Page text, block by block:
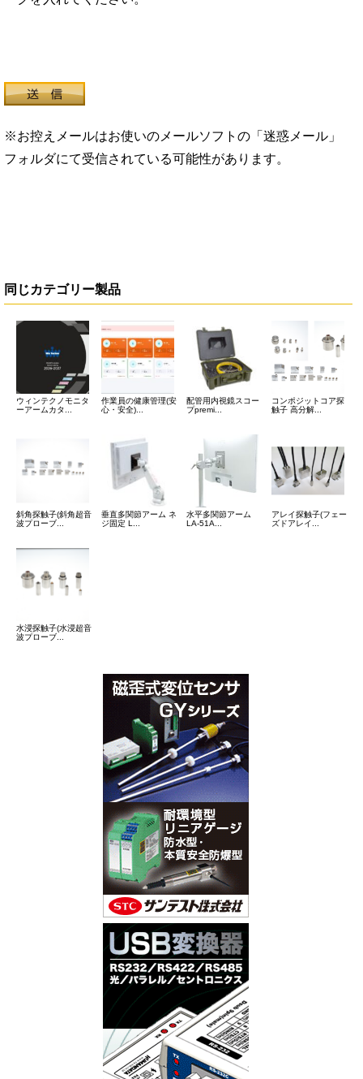
※お控えメールはお使いのメールソフトの「迷惑メール」
フォルダにて受信されている可能性があります。
同じカテゴリー製品
ウィンテクノモニタ
ーアームカタ...
作業員の健康管理(安
心・安全)...
配管用内視鏡スコー
プpremi...
コンポジットコア探
触子 高分解...
斜角探触子(斜角超音
波プローブ...
垂直多関節アーム ネ
ジ固定 L...
水平多関節アーム
LA-51A...
アレイ探触子(フェー
ズドアレイ...
水浸探触子(水浸超音
波プローブ...